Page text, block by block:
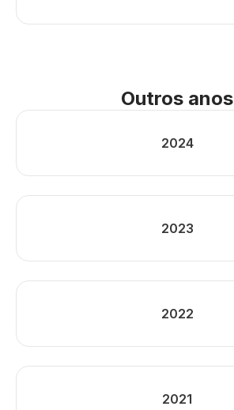
Outros anos
2024
2023
2022
2021